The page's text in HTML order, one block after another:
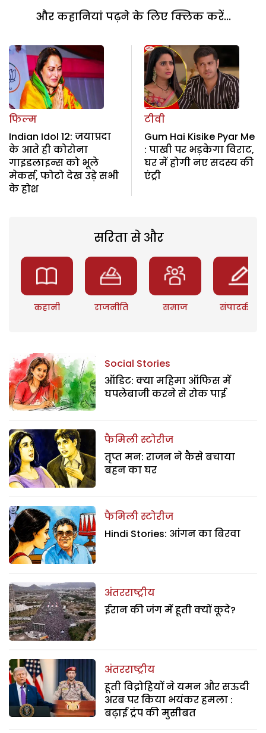
और कहानियां पढ़ने के लिए क्लिक करें...
फिल्म
Indian Idol 12: जयाप्रदा
के आते ही कोरोना
गाइडलाइन्स को भूले
मेकर्स, फोटो देख उड़े सभी
के होश
टीवी
Gum Hai Kisike Pyar Me
: पाखी पर भड़केगा विराट,
घर में होगी नए सदस्य की
एंट्री
सरिता से और
कहानी राजनीति समाज संपादकीय
Social Stories
ऑडिट: क्या महिमा ऑफिस में
घपलेबाजी करने से रोक पाई
फैमिली स्टोरीज
तृप्त मन: राजन ने कैसे बचाया
बहन का घर
फैमिली स्टोरीज
Hindi Stories: आंगन का बिरवा
अंतरराष्ट्रीय
ईरान की जंग में हूती क्यों कूदे?
अंतरराष्ट्रीय
हूती विद्रोहियों ने यमन और सऊदी
अरब पर किया भयंकर हमला :
बढ़ाई ट्रंप की मुसीबत